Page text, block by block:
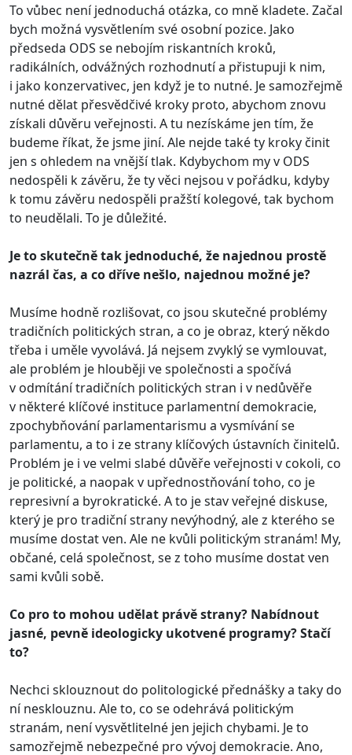
To vůbec není jednoduchá otázka, co mně kladete. Začal
bych možná vysvětlením své osobní pozice. Jako
předseda ODS se nebojím riskantních kroků,
radikálních, odvážných rozhodnutí a přistupuji k nim,
i jako konzervativec, jen když je to nutné. Je samozřejmě
nutné dělat přesvědčivé kroky proto, abychom znovu
získali důvěru veřejnosti. A tu nezískáme jen tím, že
budeme říkat, že jsme jiní. Ale nejde také ty kroky činit
jen s ohledem na vnější tlak. Kdybychom my v ODS
nedospěli k závěru, že ty věci nejsou v pořádku, kdyby
k tomu závěru nedospěli pražští kolegové, tak bychom
to neudělali. To je důležité.
Je to skutečně tak jednoduché, že najednou prostě
nazrál čas, a co dříve nešlo, najednou možné je?
Musíme hodně rozlišovat, co jsou skutečné problémy
tradičních politických stran, a co je obraz, který někdo
třeba i uměle vyvolává. Já nejsem zvyklý se vymlouvat,
ale problém je hlouběji ve společnosti a spočívá
v odmítání tradičních politických stran i v nedůvěře
v některé klíčové instituce parlamentní demokracie,
zpochybňování parlamentarismu a vysmívání se
parlamentu, a to i ze strany klíčových ústavních činitelů.
Problém je i ve velmi slabé důvěře veřejnosti v cokoli, co
je politické, a naopak v upřednostňování toho, co je
represivní a byrokratické. A to je stav veřejné diskuse,
který je pro tradiční strany nevýhodný, ale z kterého se
musíme dostat ven. Ale ne kvůli politickým stranám! My,
občané, celá společnost, se z toho musíme dostat ven
sami kvůli sobě.
Co pro to mohou udělat právě strany? Nabídnout
jasné, pevně ideologicky ukotvené programy? Stačí
to?
Nechci sklouznout do politologické přednášky a taky do
ní nesklouznu. Ale to, co se odehrává politickým
stranám, není vysvětlitelné jen jejich chybami. Je to
samozřejmě nebezpečné pro vývoj demokracie. Ano,